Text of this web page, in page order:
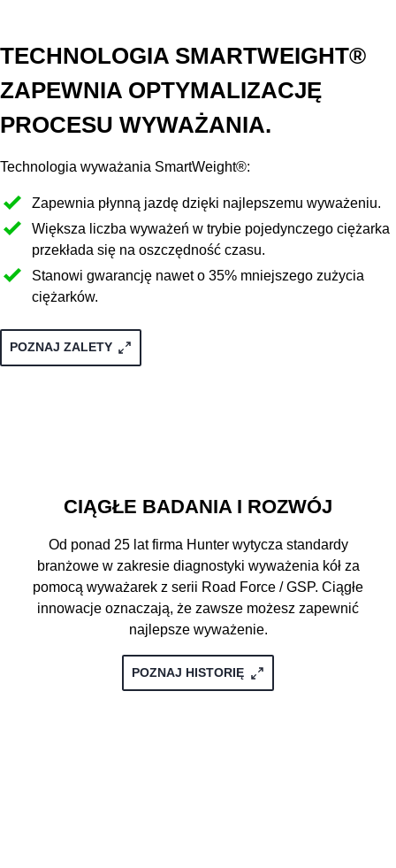
TECHNOLOGIA SMARTWEIGHT®
ZAPEWNIA OPTYMALIZACJĘ
PROCESU WYWAŻANIA.
Technologia wyważania SmartWeight®:
Zapewnia płynną jazdę dzięki najlepszemu wyważeniu.
Większa liczba wyważeń w trybie pojedynczego ciężarka
przekłada się na oszczędność czasu.
Stanowi gwarancję nawet o 35% mniejszego zużycia
ciężarków.
POZNAJ ZALETY
CIĄGŁE BADANIA I ROZWÓJ
Od ponad 25 lat firma Hunter wytycza standardy
branżowe w zakresie diagnostyki wyważenia kół za
pomocą wyważarek z serii Road Force / GSP. Ciągłe
innowacje oznaczają, że zawsze możesz zapewnić
najlepsze wyważenie.
POZNAJ HISTORIĘ